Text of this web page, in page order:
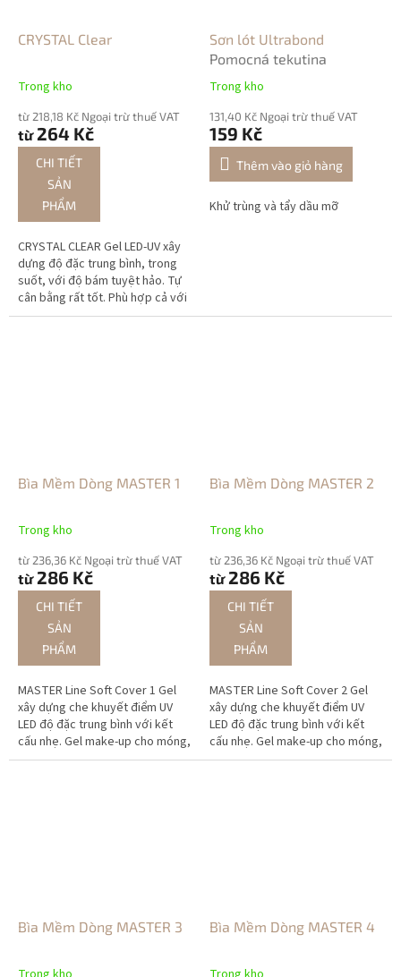
CRYSTAL Clear
Trong kho
từ 218,18 Kč Ngoại trừ thuế VAT
từ264 Kč
CHI TIẾT
SẢN
PHẨM
CRYSTAL CLEAR Gel LED-UV xây
dựng độ đặc trung bình, trong
suốt, với độ bám tuyệt hảo. Tự
cân bằng rất tốt. Phù hợp cả với
người mới bắt đầu.
Sơn lót Ultrabond
Pomocná tekutina
Trong kho
131,40 Kč Ngoại trừ thuế VAT
159 Kč
Thêm vào giỏ hàng
Khử trùng và tẩy dầu mỡ
Bìa Mềm Dòng MASTER 1
Trong kho
từ 236,36 Kč Ngoại trừ thuế VAT
từ286 Kč
CHI TIẾT
SẢN
PHẨM
MASTER Line Soft Cover 1 Gel
xây dựng che khuyết điểm UV
LED độ đặc trung bình với kết
cấu nhẹ. Gel make-up cho móng,
phù hợp cả tạo khuôn và đắp tip
Bìa Mềm Dòng MASTER 2
Trong kho
từ 236,36 Kč Ngoại trừ thuế VAT
từ286 Kč
CHI TIẾT
SẢN
PHẨM
MASTER Line Soft Cover 2 Gel
xây dựng che khuyết điểm UV
LED độ đặc trung bình với kết
cấu nhẹ. Gel make-up cho móng,
phù hợp cả tạo khuôn và đắp tip
Bìa Mềm Dòng MASTER 3 Bìa Mềm Dòng MASTER 4